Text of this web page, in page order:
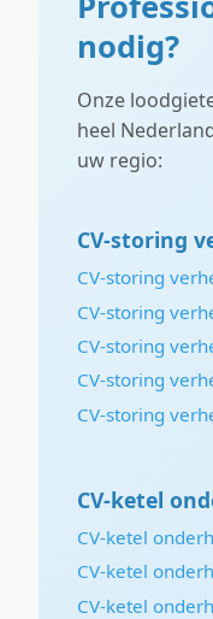
nodig?
Onze
heel
uw regio:
CV-storing
CV-storing
CV-storing
CV-storing
CV-storing
CV-storing
CV-ketel
CV-ketel
CV-ketel
CV-ketel